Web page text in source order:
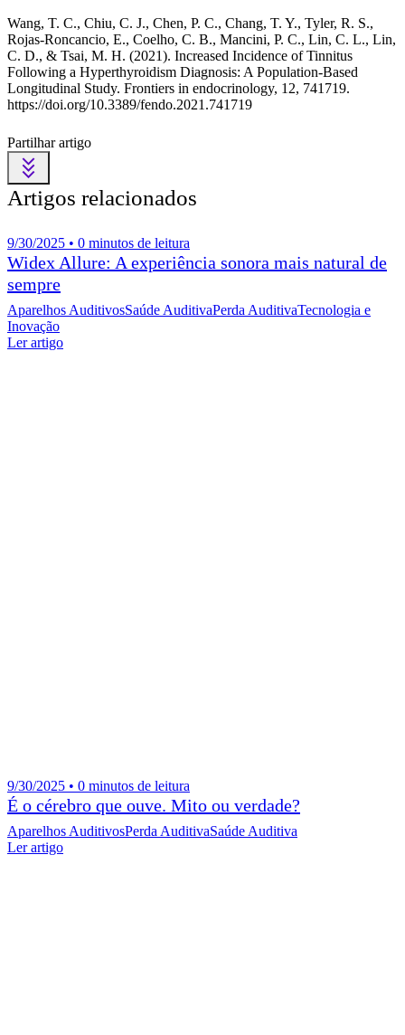
Wang, T. C., Chiu, C. J., Chen, P. C., Chang, T. Y., Tyler, R. S.,
Rojas-Roncancio, E., Coelho, C. B., Mancini, P. C., Lin, C. L., Lin,
C. D., & Tsai, M. H. (2021). Increased Incidence of Tinnitus
Following a Hyperthyroidism Diagnosis: A Population-Based
Longitudinal Study. Frontiers in endocrinology, 12, 741719.
https://doi.org/10.3389/fendo.2021.741719
Partilhar artigo
Artigos relacionados
9/30/2025 • 0 minutos de leitura
Widex Allure: A experiência sonora mais natural de
sempre
Aparelhos AuditivosSaúde AuditivaPerda AuditivaTecnologia e
Inovação
Ler artigo
9/30/2025 • 0 minutos de leitura
É o cérebro que ouve. Mito ou verdade?
Aparelhos AuditivosPerda AuditivaSaúde Auditiva
Ler artigo